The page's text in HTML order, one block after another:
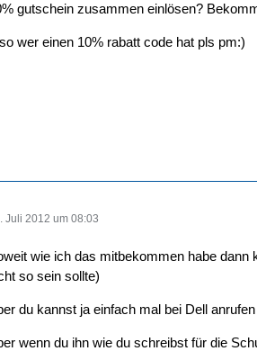
gutschein zusammen einlösen?
wer einen 10% rabatt code hat pls pm:)
Juli 2012 um 08:03
wie ich das mitbekommen habe
so sein sollte)
du kannst ja einfach mal bei Dell
wenn du ihn wie du schreibst für die